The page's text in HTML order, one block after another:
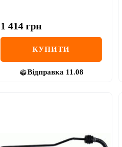
1 414 грн
КУПИТИ
Відправка 11.08